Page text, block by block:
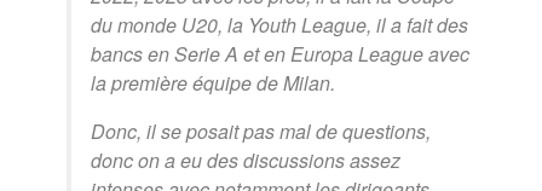
du monde U20, la Youth League, il a fait des
bancs en Serie A et en Europa League avec
la première équipe de Milan.
Donc, il se posait pas mal de questions,
donc on a eu des discussions assez